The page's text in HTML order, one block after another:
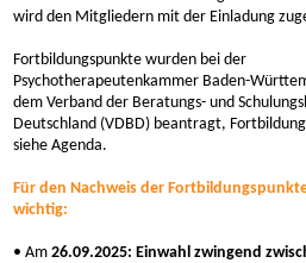
wird den Mitgliedern mit der Einladung
Fortbildungspunkte wurden bei der
Psychotherapeutenkammer Baden-
dem Verband der Beratungs- und
Deutschland (VDBD) beantragt,
siehe Agenda.
Für den Nachweis der
wichtig:
• Am 26.09.2025: Einwahl zwingend